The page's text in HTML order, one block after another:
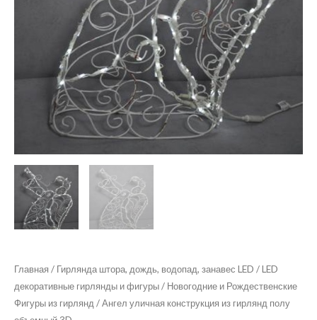
Главная / Гирлянда штора, дождь, водопад, занавес LED /LED
декоративные гирлянды и фигуры/ Новогодние и Рождественские
Фигуры из гирлянд / Ангел уличная конструкция из гирлянд полу